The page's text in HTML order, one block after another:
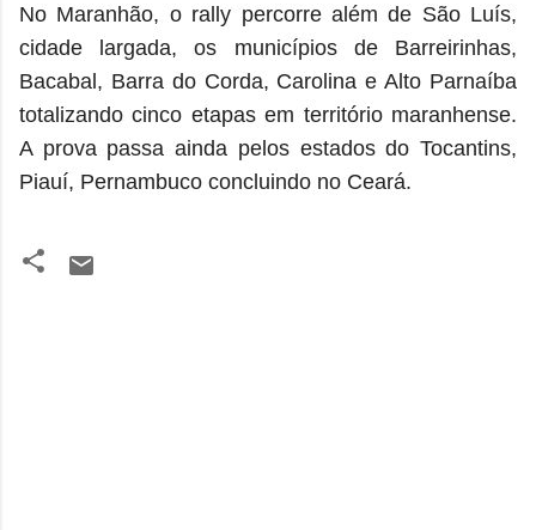
No Maranhão, o rally percorre além de São Luís,
cidade largada, os municípios de Barreirinhas,
Bacabal, Barra do Corda, Carolina e Alto Parnaíba
totalizando cinco etapas em território maranhense.
A prova passa ainda pelos estados do Tocantins,
Piauí, Pernambuco concluindo no Ceará.